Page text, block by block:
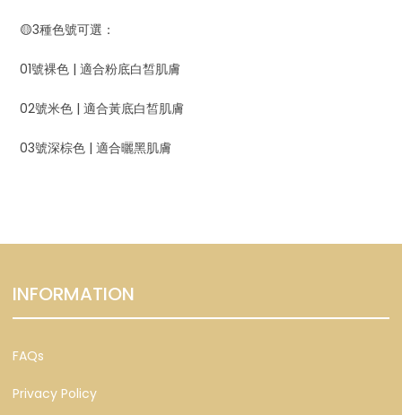
🟡3種色號可選：
01號裸色 | 適合粉底白皙肌膚
02號米色 | 適合黃底白皙肌膚
03號深棕色 | 適合曬黑肌膚
INFORMATION
FAQs
Privacy Policy